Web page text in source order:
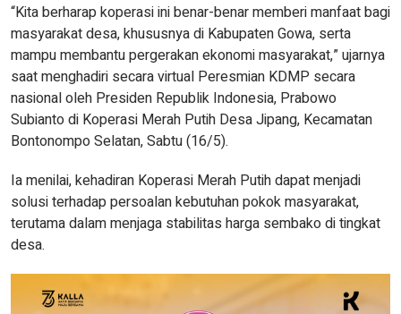
“Kita berharap koperasi ini benar-benar memberi manfaat bagi
masyarakat desa, khususnya di Kabupaten Gowa, serta
mampu membantu pergerakan ekonomi masyarakat,” ujarnya
saat menghadiri secara virtual Peresmian KDMP secara
nasional oleh Presiden Republik Indonesia, Prabowo
Subianto di Koperasi Merah Putih Desa Jipang, Kecamatan
Bontonompo Selatan, Sabtu (16/5).
Ia menilai, kehadiran Koperasi Merah Putih dapat menjadi
solusi terhadap persoalan kebutuhan pokok masyarakat,
terutama dalam menjaga stabilitas harga sembako di tingkat
desa.